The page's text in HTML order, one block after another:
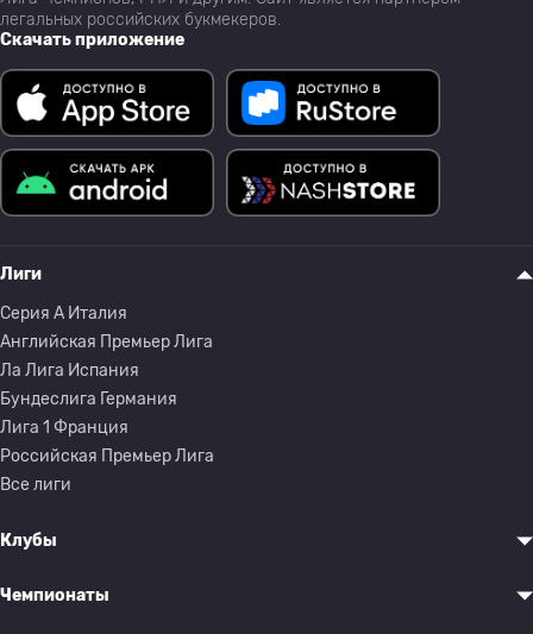
легальных российских букмекеров.
Скачать приложение
Лиги
Серия A Италия
Английская Премьер Лига
Ла Лига Испания
Бундеслига Германия
Лига 1 Франция
Российская Премьер Лига
Все лиги
Клубы
Чемпионаты